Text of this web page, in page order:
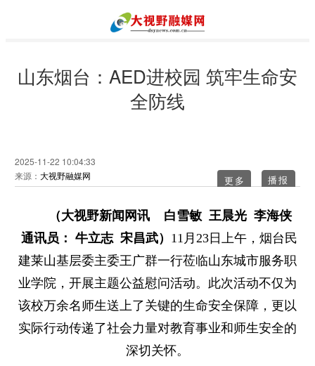
山东烟台：AED进校园 筑牢生命安
全防线
2025-11-22 10:04:33
来源： 大视野融媒网 更多
（大视野新闻网讯 白雪敏 王晨光 李海侠
通讯员： 牛立志 宋昌武） 11月23日上午，烟台民
建莱山基层委主委王广群一行莅临山东城市服务职
业学院，开展主题公益慰问活动。此次活动不仅为
该校万余名师生送上了关键的生命安全保障，更以
实际行动传递了社会力量对教育事业和师生安全的
深切关怀。